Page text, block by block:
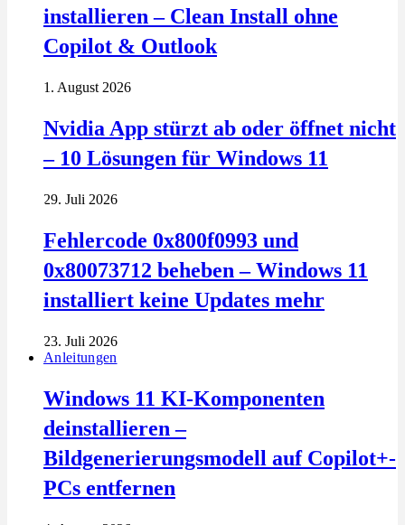
installieren – Clean Install ohne
Copilot & Outlook
1. August 2026
Nvidia App stürzt ab oder öffnet nicht
– 10 Lösungen für Windows 11
29. Juli 2026
Fehlercode 0x800f0993 und
0x80073712 beheben – Windows 11
installiert keine Updates mehr
23. Juli 2026
Anleitungen
Windows 11 KI-Komponenten
deinstallieren –
Bildgenerierungsmodell auf Copilot+-
PCs entfernen